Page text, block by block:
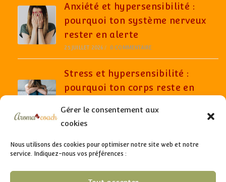
Gérer le consentement aux
cookies
Nous utilisons des cookies pour optimiser notre site web et notre
service. Indiquez-nous vos préférences :
Anxiété et hypersensibilité :
pourquoi ton système nerveux
rester en alerte
25 JUILLET 2026 / 0 COMMENTAIRE
Stress et hypersensibilité :
pourquoi ton corps reste en
aller bien